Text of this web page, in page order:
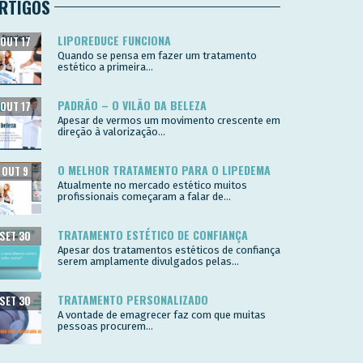
LIPOREDUCE FUNCIONA
OUT 17
Quando se pensa em fazer um tratamento
estético a primeira...
PADRÃO – O VILÃO DA BELEZA
OUT 17
Apesar de vermos um movimento crescente em
direção à valorização...
O MELHOR TRATAMENTO PARA O LIPEDEMA
OUT 9
Atualmente no mercado estético muitos
profissionais começaram a falar de...
TRATAMENTO ESTÉTICO DE CONFIANÇA
SET 30
Apesar dos tratamentos estéticos de confiança
serem amplamente divulgados pelas...
TRATAMENTO PERSONALIZADO
SET 30
A vontade de emagrecer faz com que muitas
pessoas procurem...